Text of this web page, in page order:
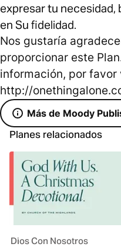
expresar tu necesidad,
en Su fidelidad.
Nos gustaría
proporcionar este
información, por favor
http://
Más de Moody
Planes relacionados
Dios Con Nosotros